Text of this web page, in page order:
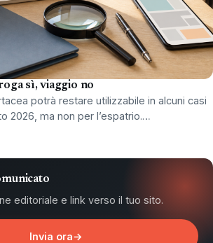
sì, viaggio no
potrà restare utilizzabile in alcuni casi
2026, ma non per l’espatrio.…
editoriale e link verso il tuo sito.
Invia ora→